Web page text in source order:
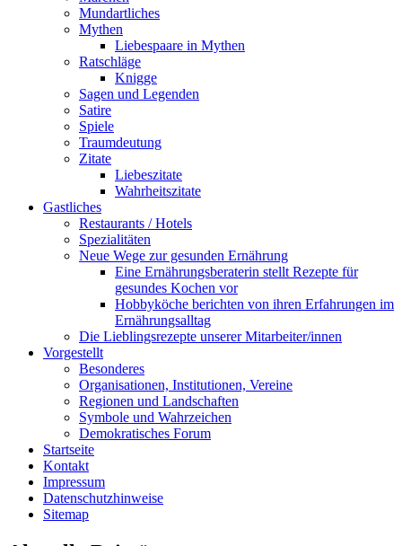
Mundartliches
Mythen
Liebespaare in Mythen
Ratschläge
Knigge
Sagen und Legenden
Satire
Spiele
Traumdeutung
Zitate
Liebeszitate
Wahrheitszitate
Gastliches
Restaurants / Hotels
Spezialitäten
Neue Wege zur gesunden Ernährung
Eine Ernährungsberaterin stellt Rezepte für
gesundes Kochen vor
Hobbyköche berichten von ihren Erfahrungen im
Ernährungsalltag
Die Lieblingsrezepte unserer Mitarbeiter/innen
Vorgestellt
Besonderes
Organisationen, Institutionen, Vereine
Regionen und Landschaften
Symbole und Wahrzeichen
Demokratisches Forum
Startseite
Kontakt
Impressum
Datenschutzhinweise
Sitemap